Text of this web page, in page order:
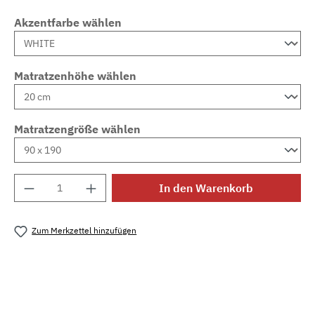
Akzentfarbe wählen
Matratzenhöhe wählen
Matratzengröße wählen
Produkt Anzahl: Gib den gewünschten
In den Warenkorb
Zum Merkzettel hinzufügen